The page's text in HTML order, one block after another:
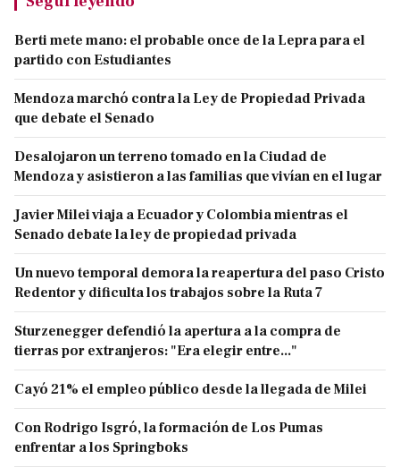
Berti mete mano: el probable once de la Lepra para el
partido con Estudiantes
Mendoza marchó contra la Ley de Propiedad Privada
que debate el Senado
Desalojaron un terreno tomado en la Ciudad de
Mendoza y asistieron a las familias que vivían en el lugar
Javier Milei viaja a Ecuador y Colombia mientras el
Senado debate la ley de propiedad privada
Un nuevo temporal demora la reapertura del paso Cristo
Redentor y dificulta los trabajos sobre la Ruta 7
Sturzenegger defendió la apertura a la compra de
tierras por extranjeros: "Era elegir entre..."
Cayó 21% el empleo público desde la llegada de Milei
Con Rodrigo Isgró, la formación de Los Pumas
enfrentar a los Springboks